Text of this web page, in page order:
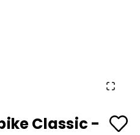
Classic -